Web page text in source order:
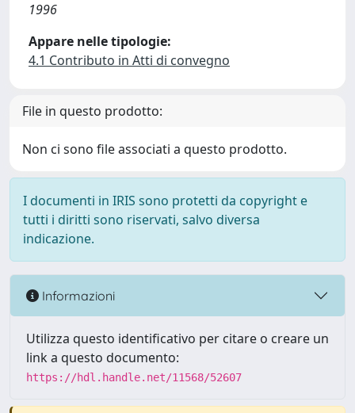
1996
Appare nelle tipologie:
4.1 Contributo in Atti di convegno
File in questo prodotto:
Non ci sono file associati a questo prodotto.
I documenti in IRIS sono protetti da copyright e
tutti i diritti sono riservati, salvo diversa
indicazione.
Informazioni
Utilizza questo identificativo per citare o creare un
link a questo documento:
https://hdl.handle.net/11568/52607